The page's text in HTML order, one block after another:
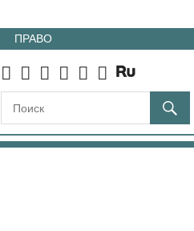
ПРАВО